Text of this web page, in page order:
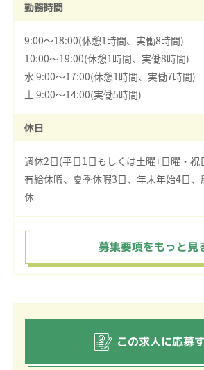
勤務時間
9:00～18:00(休憩1時間、実働8時間)
10:00～19:00(休憩1時間、実働8時間)
水 9:00～17:00(休憩1時間、実働7時間)
土 9:00～14:00(実働5時間)
休日
週休2日(平日1日もしくは土曜+日曜・祝
有給休暇、夏季休暇3日、年末年始4日
休
この求人に応募